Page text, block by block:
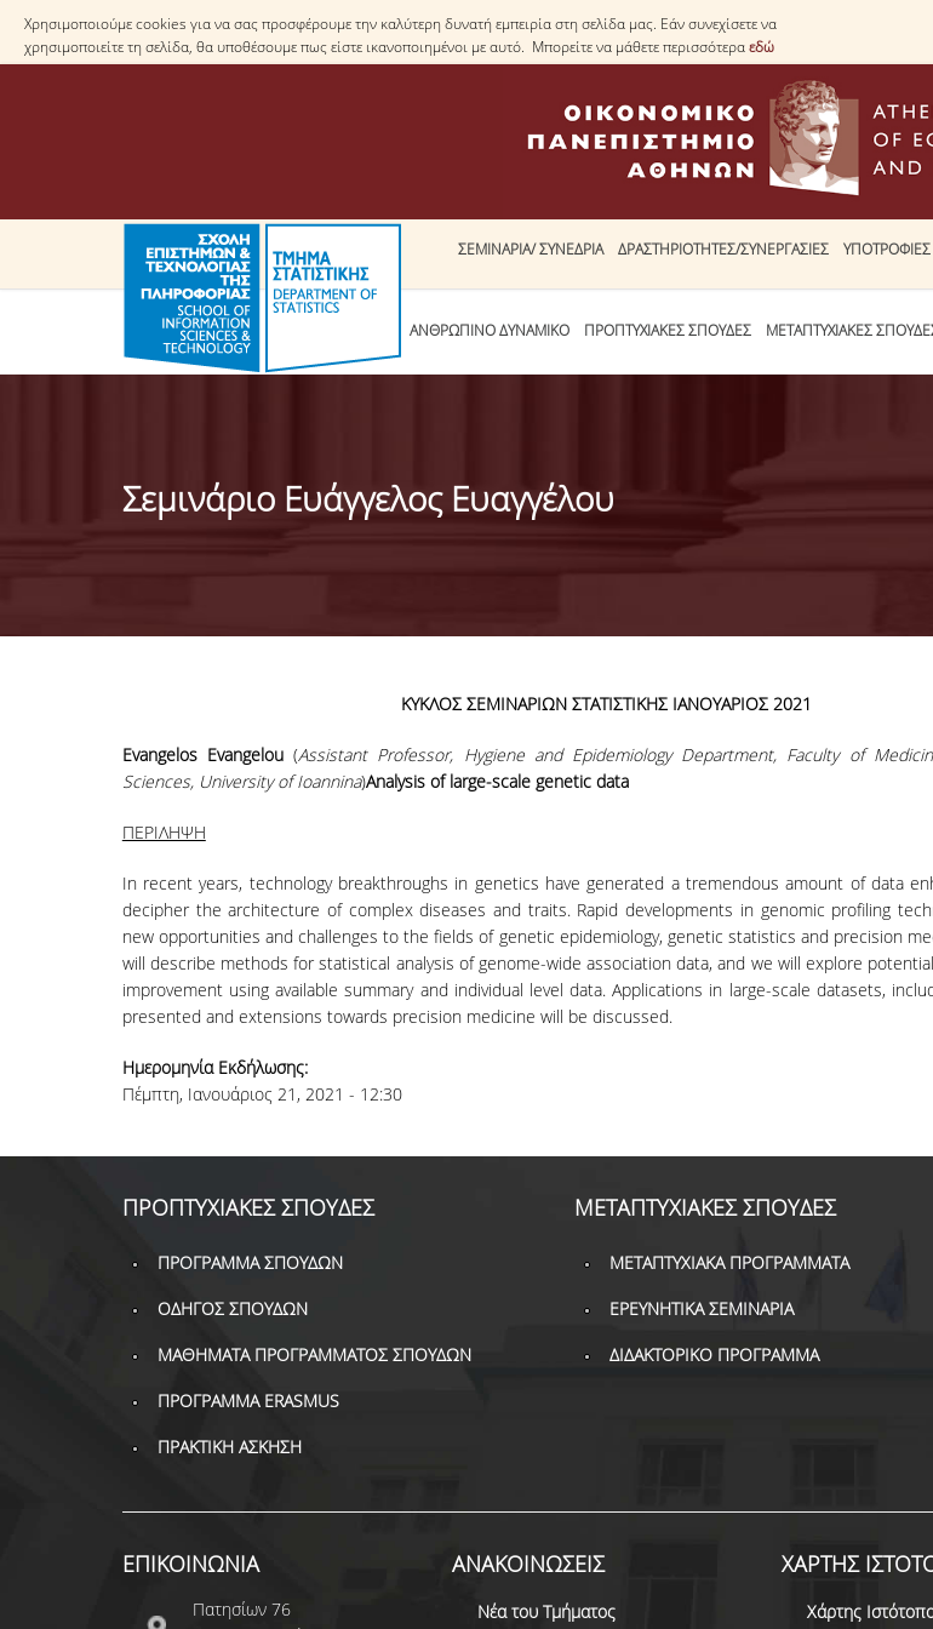
Χρησιμοποιούμε cookies για να σας προσφέρουμε την καλύτερη δυνατή εμπειρία στη σελίδα μας. Εάν συνεχίσετε να
χρησιμοποιείτε τη σελίδα, θα υποθέσουμε πως είστε ικανοποιημένοι με αυτό. Μπορείτε να μάθετε περισσότεραεδώ
ΣΕΜΙΝΑΡΙΑ/ ΣΥΝΕΔΡΙΑ ΔΡΑΣΤΗΡΙΟΤΗΤΕΣ/ΣΥΝΕΡΓΑΣΙΕΣ ΥΠΟΤΡΟΦΙΕΣ
ΑΝΘΡΩΠΙΝΟ ΔΥΝΑΜΙΚΟ ΠΡΟΠΤΥΧΙΑΚΕΣ ΣΠΟΥΔΕΣ ΜΕΤΑΠΤΥΧΙΑΚΕΣ
Σεμινάριο Ευάγγελος Ευαγγέλου
ΚΥΚΛΟΣ ΣΕΜΙΝΑΡΙΩΝ ΣΤΑΤΙΣΤΙΚΗΣ ΙΑΝΟΥΑΡΙΟΣ 2021
Evangelos Evangelou(Assistant Professor, Hygiene and Epidemiology Department, Faculty of
Sciences, University of Ioannina)Analysis of large-scale genetic data
ΠΕΡΙΛΗΨΗ
In recent years, technology breakthroughs in genetics have generated a tremendous amount of data
decipher the architecture of complex diseases and traits. Rapid developments in genomic profiling
new opportunities and challenges to the fields of genetic epidemiology, genetic statistics and precision
will describe methods for statistical analysis of genome-wide association data, and we will explore
improvement using available summary and individual level data. Applications in large-scale datasets,
presented and extensions towards precision medicine will be discussed.
Ημερομηνία Εκδήλωσης:
Πέμπτη, Ιανουάριος 21, 2021 - 12:30
ΠΡΟΠΤΥΧΙΑΚΕΣ ΣΠΟΥΔΕΣ
ΠΡΟΓΡΑΜΜΑ ΣΠΟΥΔΩΝ
ΟΔΗΓΟΣ ΣΠΟΥΔΩΝ
ΜΑΘΗΜΑΤΑ ΠΡΟΓΡΑΜΜΑΤΟΣ ΣΠΟΥΔΩΝ
ΠΡΟΓΡΑΜΜΑ ERASMUS
ΠΡΑΚΤΙΚΗ ΑΣΚΗΣΗ
ΜΕΤΑΠΤΥΧΙΑΚΕΣ ΣΠΟΥΔΕΣ
ΜΕΤΑΠΤΥΧΙΑΚΑ ΠΡΟΓΡΑΜΜΑΤΑ
ΕΡΕΥΝΗΤΙΚΑ ΣΕΜΙΝΑΡΙΑ
ΔΙΔΑΚΤΟΡΙΚΟ ΠΡΟΓΡΑΜΜΑ
ΕΠΙΚΟΙΝΩΝΙΑ
Πατησίων 76
ΑΝΑΚΟΙΝΩΣΕΙΣ
Νέα του Τμήματος
ΧΑΡΤΗΣ
Χάρτης